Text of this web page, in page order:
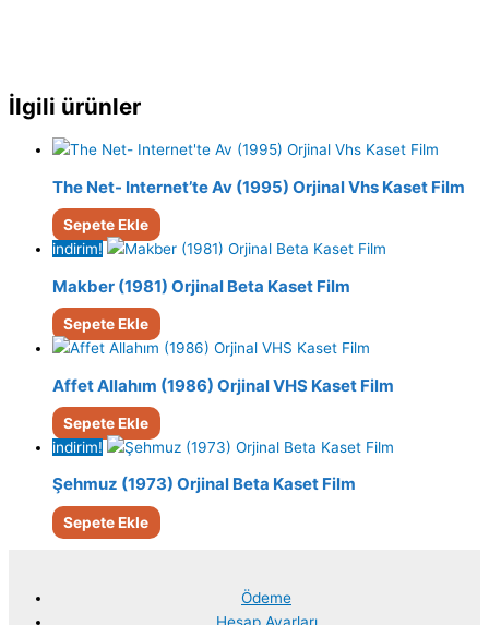
İlgili ürünler
The Net- Internet’te Av (1995) Orjinal Vhs Kaset Film
Sepete Ekle
indirim!
Makber (1981) Orjinal Beta Kaset Film
Sepete Ekle
Affet Allahım (1986) Orjinal VHS Kaset Film
Sepete Ekle
indirim!
Şehmuz (1973) Orjinal Beta Kaset Film
Sepete Ekle
Ödeme